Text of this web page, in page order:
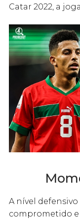
Catar 2022, a
A nível
comprometido